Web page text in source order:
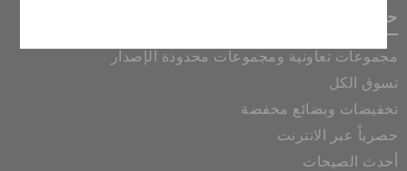
حصريات كروكس
مجموعات تعاونية ومجموعات محدودة الإصدار
تسوق الكل
تخفيضات وبضائع مخفضة
حصرياً عبر الانترنت
أحدث الصيحات